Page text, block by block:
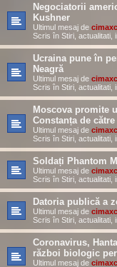
Negociatorii
Kushner
Ultimul mesaj de
Scris în Stiri, actualitati,
Ucraina pune în
Neagră
Ultimul mesaj de
Scris în Stiri, actualitati,
Moscova promite
Constanța de
Ultimul mesaj de
Scris în Stiri, actualitati,
Soldați Phantom
Ultimul mesaj de
Scris în Stiri, actualitati,
Datoria publică a
Ultimul mesaj de
Scris în Stiri, actualitati,
Coronavirus,
război biologic
Ultimul mesaj de